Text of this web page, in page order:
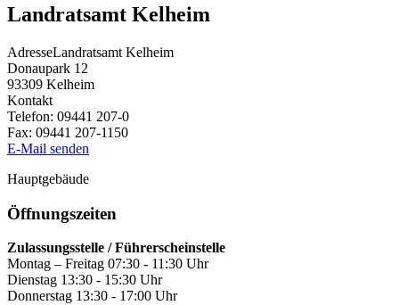
Landratsamt Kelheim
AdresseLandratsamt Kelheim
Donaupark 12
93309 Kelheim
Kontakt
Telefon: 09441 207-0
Fax: 09441 207-1150
E-Mail senden
Hauptgebäude
Öffnungszeiten
Zulassungsstelle / Führerscheinstelle
Montag – Freitag 07:30 - 11:30 Uhr
Dienstag 13:30 - 15:30 Uhr
Donnerstag 13:30 - 17:00 Uhr